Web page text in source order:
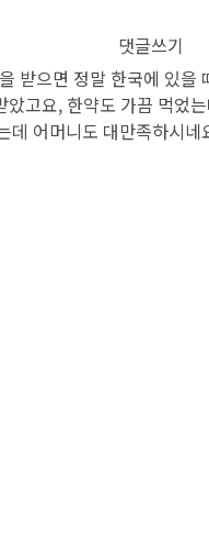
댓글쓰기
받으면 정말 한국에 있을
고요, 한약도 가끔 먹었
데 어머니도 대만족하시네